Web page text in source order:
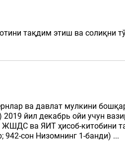
тақдим этиш ва солиқни
ва давлат мулкини
йил декабрь ойи учун
ва ЯИТ ҳисоб-китобини
942-сон Низомнинг 1-банди) ...